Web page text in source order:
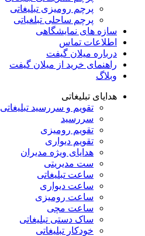
پرچم رومیزی تبلیغاتی
پرچم ساحلی تبلغیاتی
سازه های نمایشگاهی
اطلاعات تماس
درباره میلان گیفت
راهنمای خرید از میلان گیفت
وبلاگ
هدایای تبلیغاتی
تقویم و سررسید تبلیغاتی
سررسید
تقویم رومیزی
تقویم دیواری
هدایای ویژه مدیران
ست مدیریتی
ساعت تبلیغاتی
ساعت دیواری
ساعت رومیزی
ساعت مچی
ساک دستی تبلیغاتی
خودکار تبلیغاتی